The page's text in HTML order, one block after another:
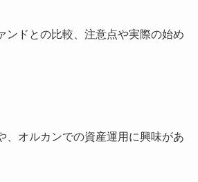
ンドとの比較、注意点や実際の始め
、オルカンでの資産運用に興味があ